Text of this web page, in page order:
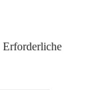
Erforderliche